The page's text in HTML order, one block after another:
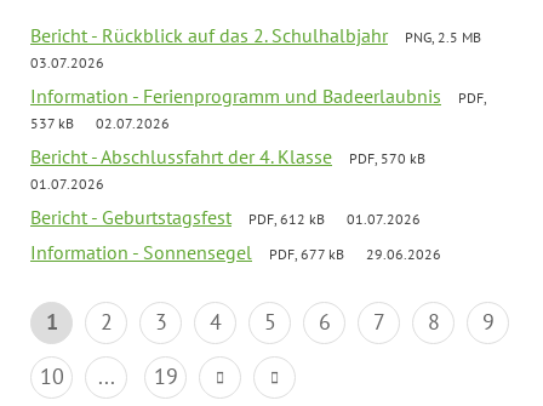
Bericht - Rückblick auf das 2. Schulhalbjahr
PNG, 2.5 MB
03.07.2026
Information - Ferienprogramm und Badeerlaubnis
PDF,
537 kB
02.07.2026
Bericht - Abschlussfahrt der 4. Klasse
PDF, 570 kB
01.07.2026
Bericht - Geburtstagsfest PDF, 612 kB 01.07.2026
Information - Sonnensegel PDF, 677 kB 29.06.2026
1 2 3 4 5 6 7 8
9
10
... 19